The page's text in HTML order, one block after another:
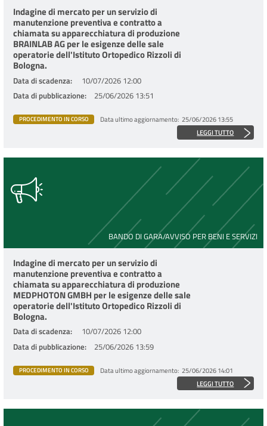
Indagine di mercato per un servizio di
manutenzione preventiva e contratto a
chiamata su apparecchiatura di produzione
BRAINLAB AG per le esigenze delle sale
operatorie dell'Istituto Ortopedico Rizzoli di
Bologna.
Data di scadenza
10/07/2026 12:00
Data di pubblicazione
25/06/2026 13:51
PROCEDIMENTO IN CORSO Data ultimo aggiornamento 25/06/2026 13:55
LEGGI TUTTO
BANDO DI GARA/AVVISO PER BENI E SERVIZI
Indagine di mercato per un servizio di
manutenzione preventiva e contratto a
chiamata su apparecchiatura di produzione
MEDPHOTON GMBH per le esigenze delle sale
operatorie dell'Istituto Ortopedico Rizzoli di
Bologna.
Data di scadenza
10/07/2026 12:00
Data di pubblicazione
25/06/2026 13:59
PROCEDIMENTO IN CORSO Data ultimo aggiornamento 25/06/2026 14:01
LEGGI TUTTO